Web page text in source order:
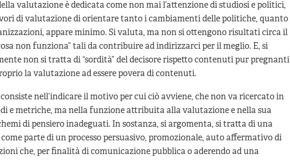
valutazione è dedicata come non mai l’attenzione di studiosi e politici,
di valutazione di orientare tanto i cambiamenti delle politiche, quanto
appare minimo. Si valuta, ma non si ottengono risultati circa il
non funziona” tali da contribuire ad indirizzarci per il meglio. E, si
non si tratta di “sordità” del decisore rispetto contenuti pur pregnanti
la valutazione ad essere povera di contenuti.
nell’indicare il motivo per cui ciò avviene, che non va ricercato in
e metriche, ma nella funzione attribuita alla valutazione e nella sua
di pensiero inadeguati. In sostanza, si argomenta, si tratta di una
parte di un processo persuasivo, promozionale, auto affermativo di
che, per finalità di comunicazione pubblica o aderendo ad una